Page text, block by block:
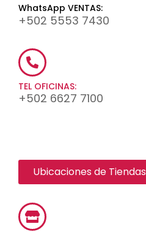
WhatsApp VENTAS:
+502 5553 7430
TEL OFICINAS:
+502 6627 7100
Ubicaciones de Tiendas